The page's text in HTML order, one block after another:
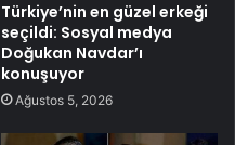
Türkiye’nin en güzel erkeği
seçildi: Sosyal medya
Doğukan Navdar’ı
konuşuyor
Ağustos 5, 2026